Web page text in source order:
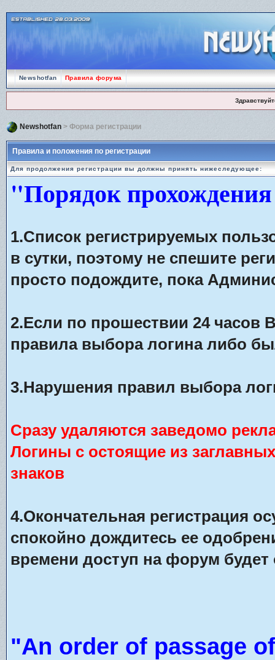
Newshotfan Правила форума
Newshotfan> Форма регистрации
Правила и положения по регистрации
Для продолжения регистрации вы должны принять нижеследующее:
"Порядок
1.Список регистрируемых
в сутки, поэтому не спешите
просто подождите, пока
2.Если по прошествии 24 часов
правила выбора логина либо
3.Нарушения правил выбора
Сразу удаляются заведомо
Логины с остоящие из
знаков
4.Окончательная регистрация
спокойно дождитесь ее
времени доступ на форум будет
"An order of passage